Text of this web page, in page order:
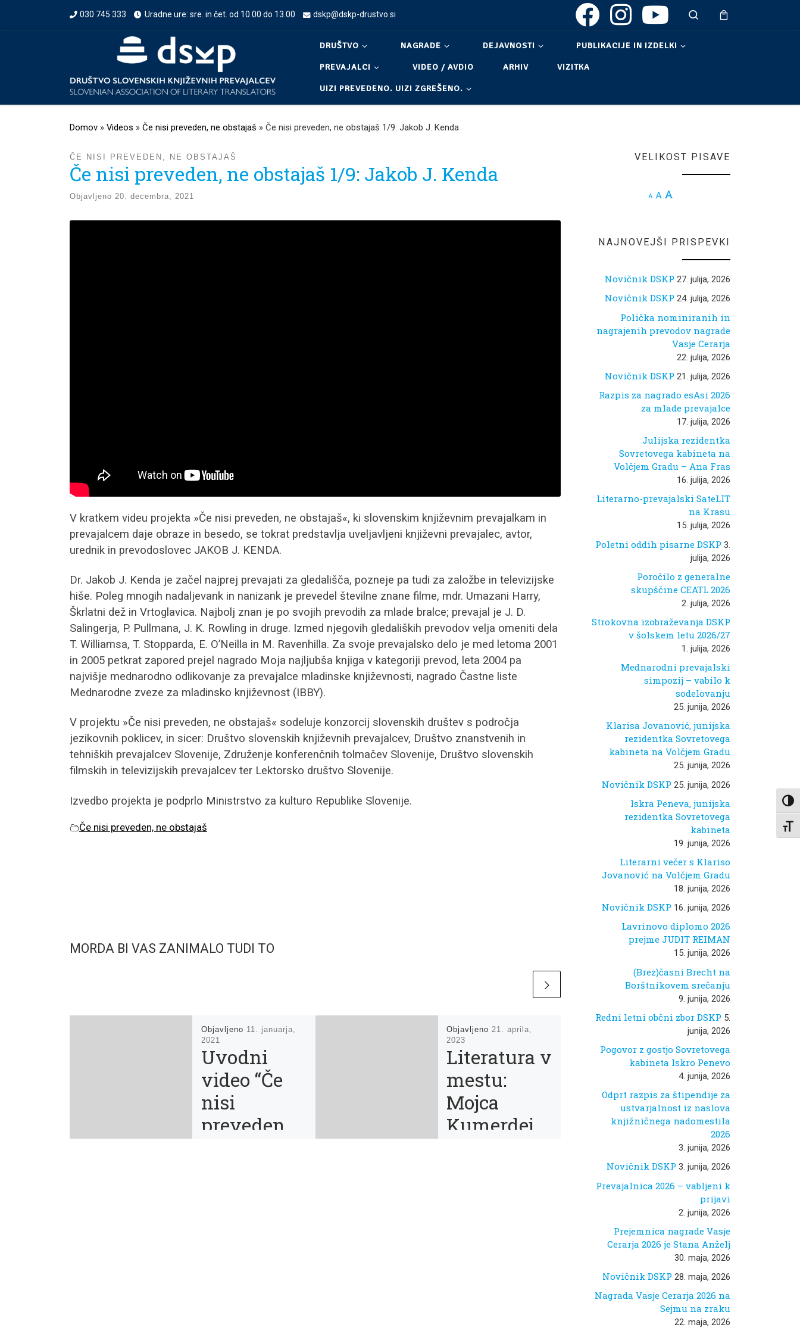
Prikaži vso vsebino030 745 333 Uradne ure: sre. in čet. od 10.00 do 13.00 dskp@dskp-drustvo.si Search
DRUŠTVO NAGRADE DEJAVNOSTI PUBLIKACIJE IN IZDELKI
PREVAJALCI VIDEO / AVDIO ARHIV VIZITKA
UIZI PREVEDENO. UIZI ZGREŠENO.
Domov » Videos » Če nisi preveden, ne obstajaš » Če nisi preveden, ne obstajaš 1/9: Jakob J. Kenda
ČE NISI PREVEDEN, NE OBSTAJAŠ
Če nisi preveden, ne obstajaš 1/9: Jakob J. Kenda
Objavljeno 20. decembra, 2021
V kratkem videu projekta »Če nisi preveden, ne obstajaš«, ki slovenskim književnim prevajalkam in
prevajalcem daje obraze in besedo, se tokrat predstavlja uveljavljeni književni prevajalec, avtor,
urednik in prevodoslovec JAKOB J. KENDA.
Dr. Jakob J. Kenda je začel najprej prevajati za gledališča, pozneje pa tudi za založbe in televizijske
hiše. Poleg mnogih nadaljevank in nanizank je prevedel številne znane filme, mdr. Umazani Harry,
Škrlatni dež in Vrtoglavica. Najbolj znan je po svojih prevodih za mlade bralce; prevajal je J. D.
Salingerja, P. Pullmana, J. K. Rowling in druge. Izmed njegovih gledaliških prevodov velja omeniti dela
T. Williamsa, T. Stopparda, E. O’Neilla in M. Ravenhilla. Za svoje prevajalsko delo je med letoma 2001
in 2005 petkrat zapored prejel nagrado Moja najljubša knjiga v kategoriji prevod, leta 2004 pa
najvišje mednarodno odlikovanje za prevajalce mladinske književnosti, nagrado Častne liste
Mednarodne zveze za mladinsko književnost (IBBY).
V projektu »Če nisi preveden, ne obstajaš« sodeluje konzorcij slovenskih društev s področja
jezikovnih poklicev, in sicer: Društvo slovenskih književnih prevajalcev, Društvo znanstvenih in
tehniških prevajalcev Slovenije, Združenje konferenčnih tolmačev Slovenije, Društvo slovenskih
filmskih in televizijskih prevajalcev ter Lektorsko društvo Slovenije.
Izvedbo projekta je podprlo Ministrstvo za kulturo Republike Slovenije.
Če nisi preveden, ne obstajaš
MORDA BI VAS ZANIMALO TUDI TO
Objavljeno 11. januarja,
2021
Uvodni
video “Če
nisi
preveden,
Objavljeno21. aprila,
2023
Literatura v
mestu:
Mojca
Kumerdej
Objavljeno
Literatura v
mestu:
Andrej E.
Skubic in
Erwin
Köstler
V Društvu slovenskih
književnih prevajalcev v
sodelovanju z Mestno
knjižnico Ljubljana (enota
Bežigrad) pripravljamo
cikel literarnih pogovorov,
naslovljen Literatura v
mestu, v […]
VELIKOST PISAVE
A Decrease font size.
A Reset font size.
A
NAJNOVEJŠI PRISPEVKI
Novičnik DSKP 27. julija, 2026
Novičnik DSKP 24. julija, 2026
Polička nominiranih in
nagrajenih prevodov nagrade
Vasje Cerarja
22. julija, 2026
Novičnik DSKP 21. julija, 2026
Razpis za nagrado esAsi 2026
za mlade prevajalce
17. julija, 2026
Julijska rezidentka
Sovretovega kabineta na
Volčjem Gradu – Ana Fras
16. julija, 2026
Literarno-prevajalski SateLIT
na Krasu
15. julija, 2026
Poletni oddih pisarne DSKP 3.
julija, 2026
Poročilo z generalne
skupščine CEATL 2026
2. julija, 2026
Strokovna izobraževanja DSKP
v šolskem letu 2026/27
1. julija, 2026
Mednarodni prevajalski
simpozij – vabilo k
sodelovanju
25. junija, 2026
Klarisa Jovanović, junijska
rezidentka Sovretovega
kabineta na Volčjem Gradu
25. junija, 2026
Novičnik DSKP 25. junija, 2026
Iskra Peneva, junijska
rezidentka Sovretovega
kabineta
19. junija, 2026
Literarni večer s Klariso
Jovanović na Volčjem Gradu
18. junija, 2026
Novičnik DSKP 16. junija, 2026
Lavrinovo diplomo 2026
prejme JUDIT REIMAN
15. junija, 2026
(Brez)časni Brecht na
Borštnikovem srečanju
9. junija, 2026
Redni letni občni zbor DSKP 5.
junija, 2026
Pogovor z gostjo Sovretovega
kabineta Iskro Penevo
4. junija, 2026
Odprt razpis za štipendije za
ustvarjalnost iz naslova
knjižničnega nadomestila
2026
3. junija, 2026
Novičnik DSKP 3. junija, 2026
Prevajalnica 2026 – vabljeni k
prijavi
2. junija, 2026
Prejemnica nagrade Vasje
Cerarja 2026 je Stana Anželj
30. maja, 2026
Novičnik DSKP 28. maja, 2026
Nagrada Vasje Cerarja 2026 na
Sejmu na zraku
22. maja, 2026